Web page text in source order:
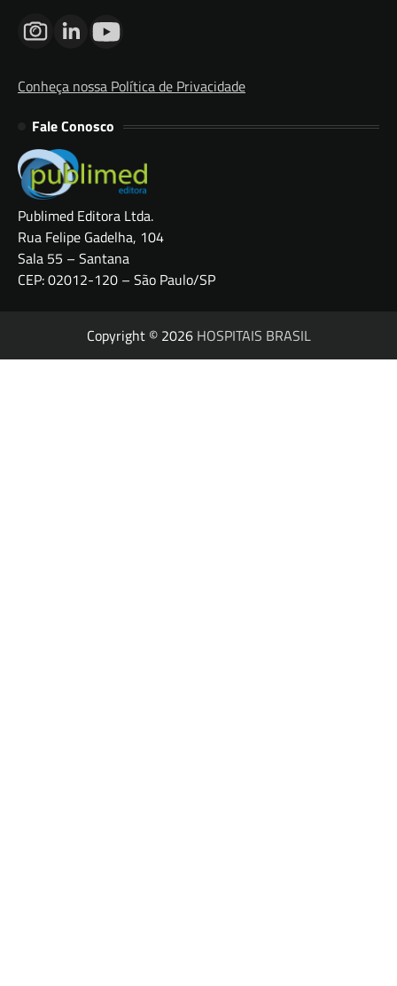
Conheça nossa Política de Privacidade
Fale Conosco
Publimed Editora Ltda.
Rua Felipe Gadelha, 104
Sala 55 – Santana
CEP: 02012-120 – São Paulo/SP
Copyright © 2026 HOSPITAIS BRASIL